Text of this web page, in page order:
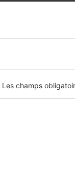
Les champs